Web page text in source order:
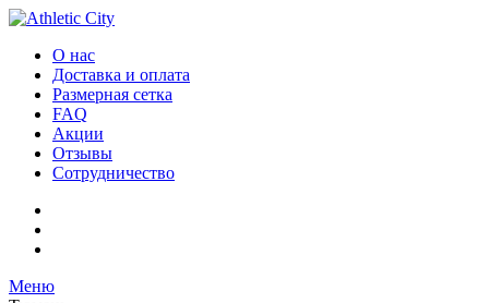
О нас
Доставка и оплата
Размерная сетка
FAQ
Акции
Отзывы
Сотрудничество
Меню